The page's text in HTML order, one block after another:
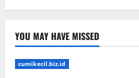
YOU MAY HAVE MISSED
cumikecil.biz.id